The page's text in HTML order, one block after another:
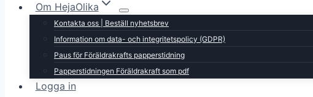
Om HejaOlika
Kontakta oss | Beställ nyhetsbrev
Information om data- och integritetspolicy (GDPR)
Paus för Föräldrakrafts papperstidning
Papperstidningen Föräldrakraft som pdf
Logga in